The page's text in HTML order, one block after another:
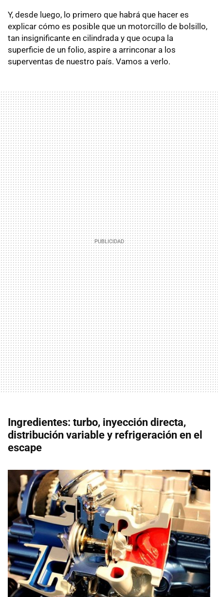
Y, desde luego, lo primero que habrá que hacer es
explicar cómo es posible que un motorcillo de bolsillo,
tan insignificante en cilindrada y que ocupa la
superficie de un folio, aspire a arrinconar a los
superventas de nuestro país. Vamos a verlo.
Ingredientes: turbo, inyección directa,
distribución variable y refrigeración en el
escape